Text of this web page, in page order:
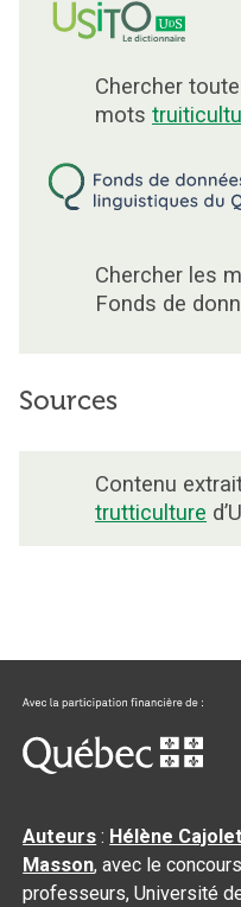
Chercher
mots
Chercher les
Fonds de
Sources
Contenu
trutticulture
Auteurs : Hélène
Masson, avec le
professeurs, Université